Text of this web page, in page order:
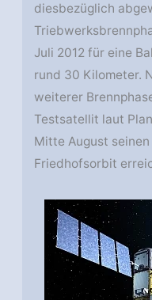
diesbezüglich
Juli 2012 für eine
rund 30 Kilometer.
weiterer
Testsatellit laut
Mitte August
Friedhofsorbit